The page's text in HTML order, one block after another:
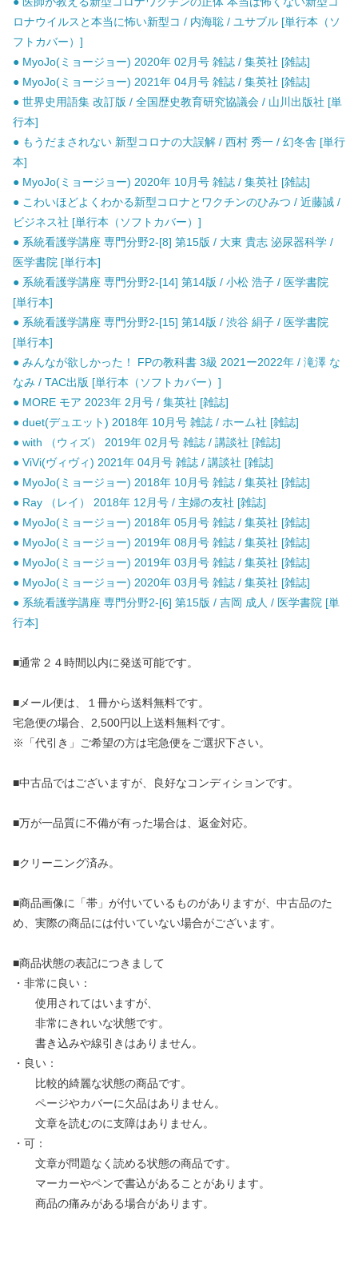
ロナウイルスと本当に怖い新型コ / 内海聡 / ユサブル [単行本（ソ
フトカバー）]
● MyoJo(ミョージョー) 2020年 02月号 雑誌 / 集英社 [雑誌]
● MyoJo(ミョージョー) 2021年 04月号 雑誌 / 集英社 [雑誌]
● 世界史用語集 改訂版 / 全国歴史教育研究協議会 / 山川出版社 [単
行本]
● もうだまされない 新型コロナの大誤解 / 西村 秀一 / 幻冬舎 [単行
本]
● MyoJo(ミョージョー) 2020年 10月号 雑誌 / 集英社 [雑誌]
● こわいほどよくわかる新型コロナとワクチンのひみつ / 近藤誠 /
ビジネス社 [単行本（ソフトカバー）]
● 系統看護学講座 専門分野2-[8] 第15版 / 大東 貴志 泌尿器科学 /
医学書院 [単行本]
● 系統看護学講座 専門分野2-[14] 第14版 / 小松 浩子 / 医学書院
[単行本]
● 系統看護学講座 専門分野2-[15] 第14版 / 渋谷 絹子 / 医学書院
[単行本]
● みんなが欲しかった！ FPの教科書 3級 2021ー2022年 / 滝澤 な
なみ / TAC出版 [単行本（ソフトカバー）]
● MORE モア 2023年 2月号 / 集英社 [雑誌]
● duet(デュエット) 2018年 10月号 雑誌 / ホーム社 [雑誌]
● with （ウィズ） 2019年 02月号 雑誌 / 講談社 [雑誌]
● ViVi(ヴィヴィ) 2021年 04月号 雑誌 / 講談社 [雑誌]
● MyoJo(ミョージョー) 2018年 10月号 雑誌 / 集英社 [雑誌]
● Ray （レイ） 2018年 12月号 / 主婦の友社 [雑誌]
● MyoJo(ミョージョー) 2018年 05月号 雑誌 / 集英社 [雑誌]
● MyoJo(ミョージョー) 2019年 08月号 雑誌 / 集英社 [雑誌]
● MyoJo(ミョージョー) 2019年 03月号 雑誌 / 集英社 [雑誌]
● MyoJo(ミョージョー) 2020年 03月号 雑誌 / 集英社 [雑誌]
● 系統看護学講座 専門分野2-[6] 第15版 / 吉岡 成人 / 医学書院 [単
行本]
■通常２４時間以内に発送可能です。
■メール便は、１冊から送料無料です。
宅急便の場合、2,500円以上送料無料です。
※「代引き」ご希望の方は宅急便をご選択下さい。
■中古品ではございますが、良好なコンディションです。
■万が一品質に不備が有った場合は、返金対応。
■クリーニング済み。
■商品画像に「帯」が付いているものがありますが、中古品のた
め、実際の商品には付いていない場合がございます。
■商品状態の表記につきまして
・非常に良い：
使用されてはいますが、
非常にきれいな状態です。
書き込みや線引きはありません。
・良い：
比較的綺麗な状態の商品です。
ページやカバーに欠品はありません。
文章を読むのに支障はありません。
・可：
文章が問題なく読める状態の商品です。
マーカーやペンで書込があることがあります。
商品の痛みがある場合があります。